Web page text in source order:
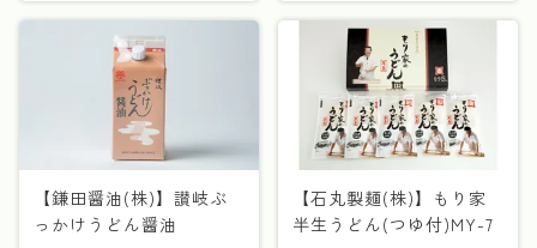
【鎌田醤油(株)】讃岐ぶ
っかけうどん醤油
【石丸製麺(株)】もり家
半生うどん(つゆ付)MY-7